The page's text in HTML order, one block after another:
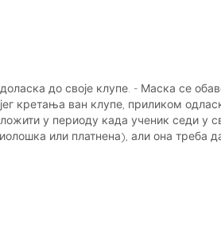
до своје клупе. - Маска се
кретања ван клупе, приликом
у периоду када ученик седи у
или платнена), али она треба